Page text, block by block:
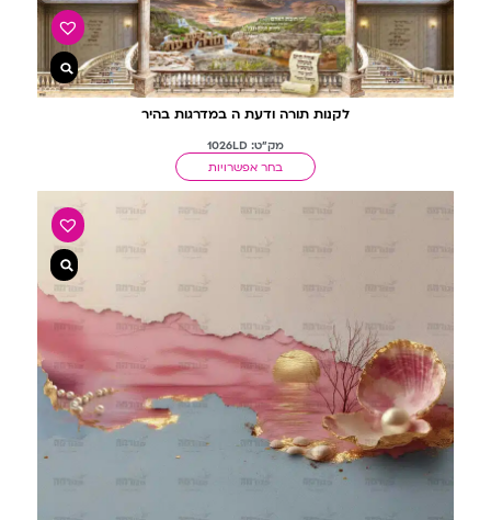
לקנות תורה ודעת ה במדרגות בהיר
מק"ט: 1026LD
בחר אפשרויות